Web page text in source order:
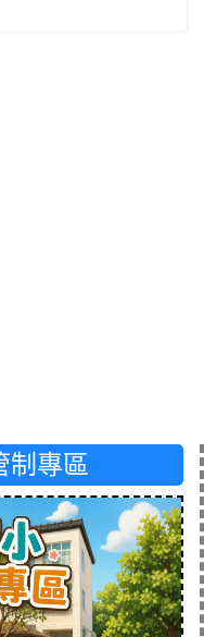
制專區